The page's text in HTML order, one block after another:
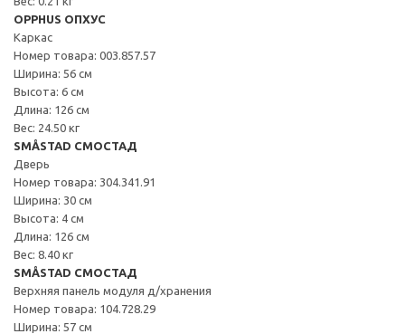
OPPHUS ОПХУС
Каркас
Номер товара: 003.857.57
Ширина: 56 см
Высота: 6 см
Длина: 126 см
Вес: 24.50 кг
SMÅSTAD СМОСТАД
Дверь
Номер товара: 304.341.91
Ширина: 30 см
Высота: 4 см
Длина: 126 см
Вес: 8.40 кг
SMÅSTAD СМОСТАД
Верхняя панель модуля д/хранения
Номер товара: 104.728.29
Ширина: 57 см